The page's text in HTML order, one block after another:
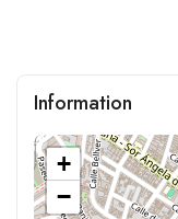
Information
+
−